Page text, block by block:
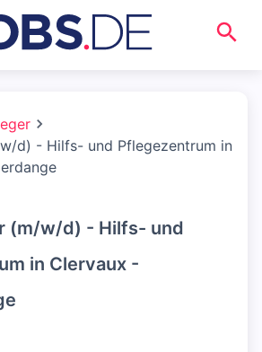
d) - Hilfs- und Pflegezentrum in
(m/w/d) - Hilfs- und
in Clervaux -